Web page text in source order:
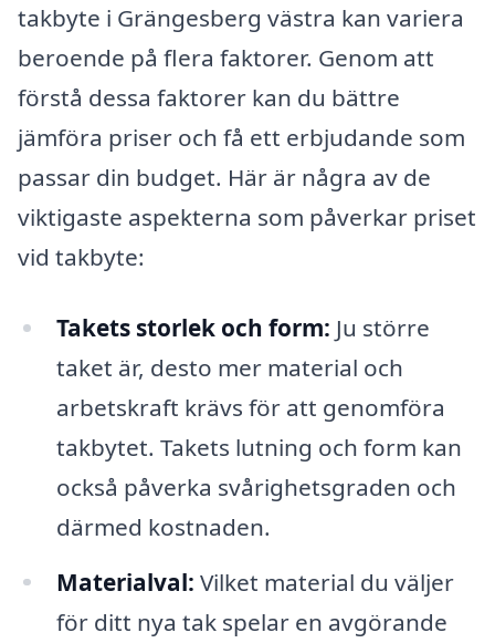
takbyte i Grängesberg västra kan variera
beroende på flera faktorer. Genom att
förstå dessa faktorer kan du bättre
jämföra priser och få ett erbjudande som
passar din budget. Här är några av de
viktigaste aspekterna som påverkar priset
vid takbyte:
Takets storlek och form: Ju större
taket är, desto mer material och
arbetskraft krävs för att genomföra
takbytet. Takets lutning och form kan
också påverka svårighetsgraden och
därmed kostnaden.
Materialval: Vilket material du väljer
för ditt nya tak spelar en avgörande